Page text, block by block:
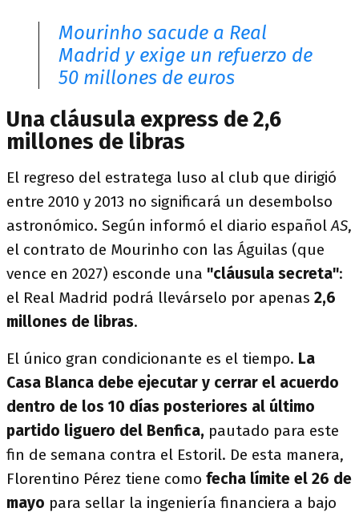
Mourinho sacude a Real
Madrid y exige un refuerzo de
50 millones de euros
Una cláusula express de 2,6
millones de libras
El regreso del estratega luso al club que dirigió
entre 2010 y 2013 no significará un desembolso
astronómico. Según informó el diario españolAS,
el contrato de Mourinho con las Águilas (que
vence en 2027) esconde una "cláusula secreta":
el Real Madrid podrá llevárselo por apenas 2,6
millones de libras.
El único gran condicionante es el tiempo. La
Casa Blanca debe ejecutar y cerrar el acuerdo
dentro de los 10 días posteriores al último
partido liguero del Benfica, pautado para este
fin de semana contra el Estoril. De esta manera,
Florentino Pérez tiene como fecha límite el 26 de
mayo para sellar la ingeniería financiera a bajo